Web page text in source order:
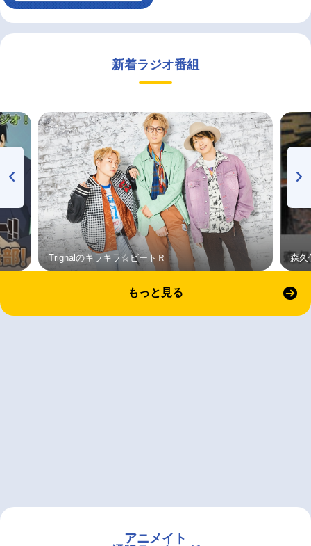
新着ラジオ番組
Trignalのキラキラ☆ビートＲ 森久
もっと見る
アニメイト